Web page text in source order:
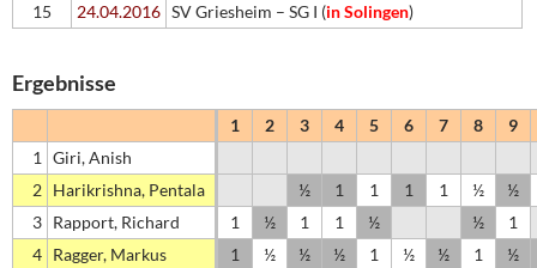
15
24.04.2016 SV Griesheim – SG I (in Solingen)
Ergebnisse
1 2 3 4 5 6 7 8
9
1
Giri, Anish
2 Harikrishna, Pentala ½ 1 1 1 1 ½
½
3 Rapport, Richard 1 ½ 1 1 ½ ½
1
4 Ragger, Markus 1 ½ ½ ½ 1 ½ ½ 1
½